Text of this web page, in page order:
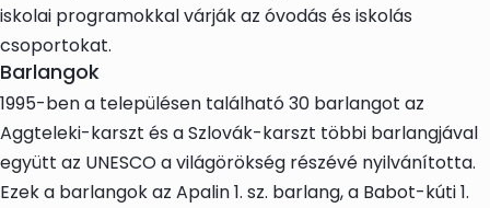
iskolai programokkal várják az óvodás és iskolás
csoportokat.
Barlangok
1995-ben a településen található 30 barlangot az
Aggteleki-karszt és a Szlovák-karszt többi barlangjával
együtt az UNESCO a világörökség részévé nyilvánította.
Ezek a barlangok az Apalin 1. sz. barlang, a Babot-kúti 1.